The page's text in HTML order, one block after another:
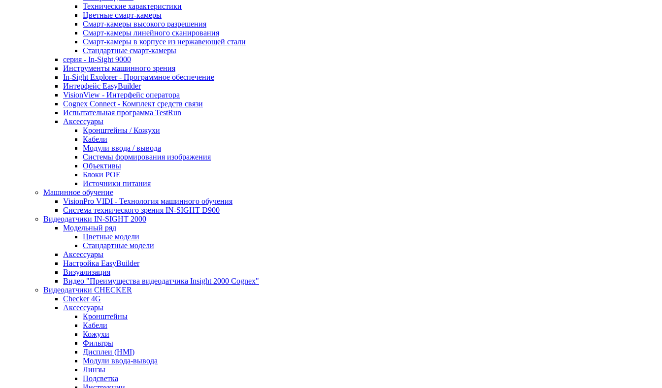
Технические характеристики
Цветные смарт-камеры
Смарт-камеры высокого разрешения
Смарт-камеры линейного сканирования
Смарт-камеры в корпусе из нержавеющей стали
Стандартные смарт-камеры
серия - In-Sight 9000
Инструменты машинного зрения
In-Sight Explorer - Программное обеспечение
Интерфейс EasyBuilder
VisionView - Интерфейс оператора
Cognex Connect - Комплект средств связи
Испытательная программа TestRun
Аксессуары
Кронштейны / Кожухи
Кабели
Модули ввода / вывода
Системы формирования изображения
Объективы
Блоки POE
Источники питания
Машинное обучение
VisionPro VIDI - Технология машинного обучения
Cистема технического зрения IN-SIGHT D900
Видеодатчики IN-SIGHT 2000
Модельный ряд
Цветные модели
Стандартные модели
Аксессуары
Настройка EasyBuilder
Визуализация
Видео "Преимущества видеодатчика Insight 2000 Cognex"
Видеодатчики CHECKER
Checker 4G
Аксессуары
Кронштейны
Кабели
Кожухи
Фильтры
Дисплеи (HMI)
Модули ввода-вывода
Линзы
Подсветка